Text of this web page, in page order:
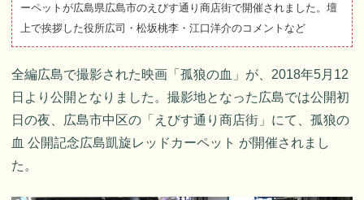
ーペットが広島県広島市のえびす通り商店街で開催されました。壇
上で挨拶した役所広司・松坂桃李・江口洋介のコメントなど
全編広島で撮影された映画「孤狼の血」が、2018年5月12
日より公開となりました。撮影地となった広島では公開初
日の夜、広島市中区の「えびす通り商店街」にて、孤狼の
血 公開記念広島凱旋レッドカーペット が開催されまし
た。